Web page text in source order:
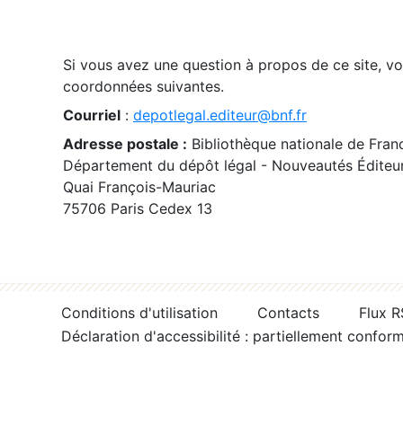
Si vous avez une question à propos de ce site,
coordonnées suivantes.
Courriel : depotlegal.editeur@bnf.fr
Adresse postale : Bibliothèque nationale de
Département du dépôt légal - Nouveautés
Quai François-Mauriac
75706 Paris Cedex 13
Conditions d'utilisation Contacts
Flux
Déclaration d'accessibilité : partiellement